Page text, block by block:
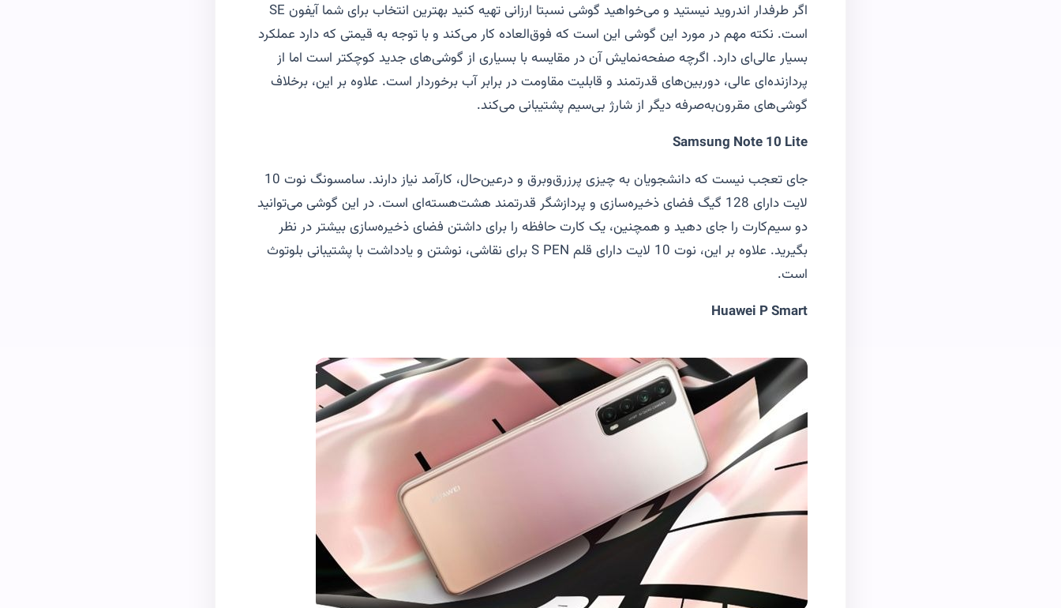
اگر طرفدار اندروید نیستید و می‌خواهید گوشی نسبتا ارزانی تهیه کنید بهترین انتخاب برای شما آیفون
است. نکته مهم در مورد این گوشی این است که فوق‌العاده کار می‌کند و با توجه به قیمتی که دارد عملکرد
بسیار عالی‌ای دارد. اگرچه صفحه‌نمایش آن در مقایسه با بسیاری از گوشی‌های جدید کوچکتر است اما از
پردازنده‌ای عالی، دوربین‌های قدرتمند و قابلیت مقاومت در برابر آب برخوردار است. علاوه بر این، برخلاف
گوشی‌های مقرون‌به‌صرفه دیگر از شارژ بی‌سیم پشتیبانی می‌کند.
Samsung Note 10 Lite
جای تعجب نیست که دانشجویان به چیزی پرزرق‌وبرق و درعین‌حال، کارآمد نیاز دارند. سامسونگ نوت 10
لایت دارای 128 گیگ فضای ذخیره‌سازی و پردازشگر قدرتمند هشت‌هسته‌ای است. در این گوشی می‌توانید
دو سیم‌کارت را جای دهید و همچنین، یک کارت حافظه را برای داشتن فضای ذخیره‌سازی بیشتر در نظر
بگیرید. علاوه بر این، نوت 10 لایت دارای قلم
برای نقاشی، نوشتن و یادداشت با پشتیبانی بلوتوث
است.
Huawei P Smart